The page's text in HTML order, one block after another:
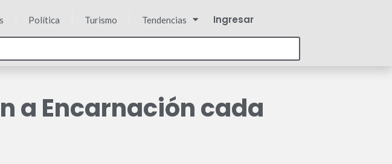
Política Turismo Tendencias Ingresar
a Encarnación cada